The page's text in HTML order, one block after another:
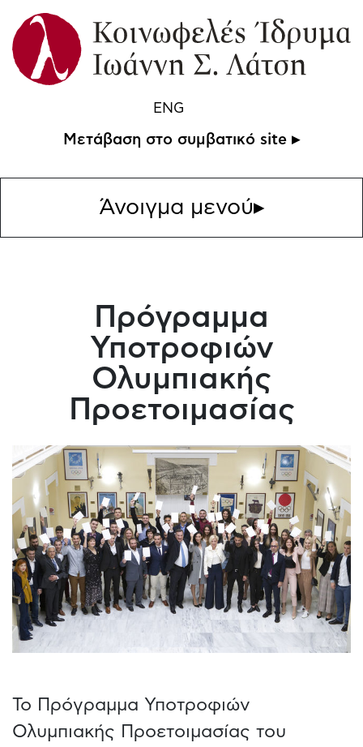
ENG
Μετάβαση στο συμβατικό site ▸
Άνοιγμα μενού▸
Πρόγραμμα
Υποτροφιών
Ολυμπιακής
Προετοιμασίας
Το Πρόγραμμα Υποτροφιών
Ολυμπιακής Προετοιμασίας του